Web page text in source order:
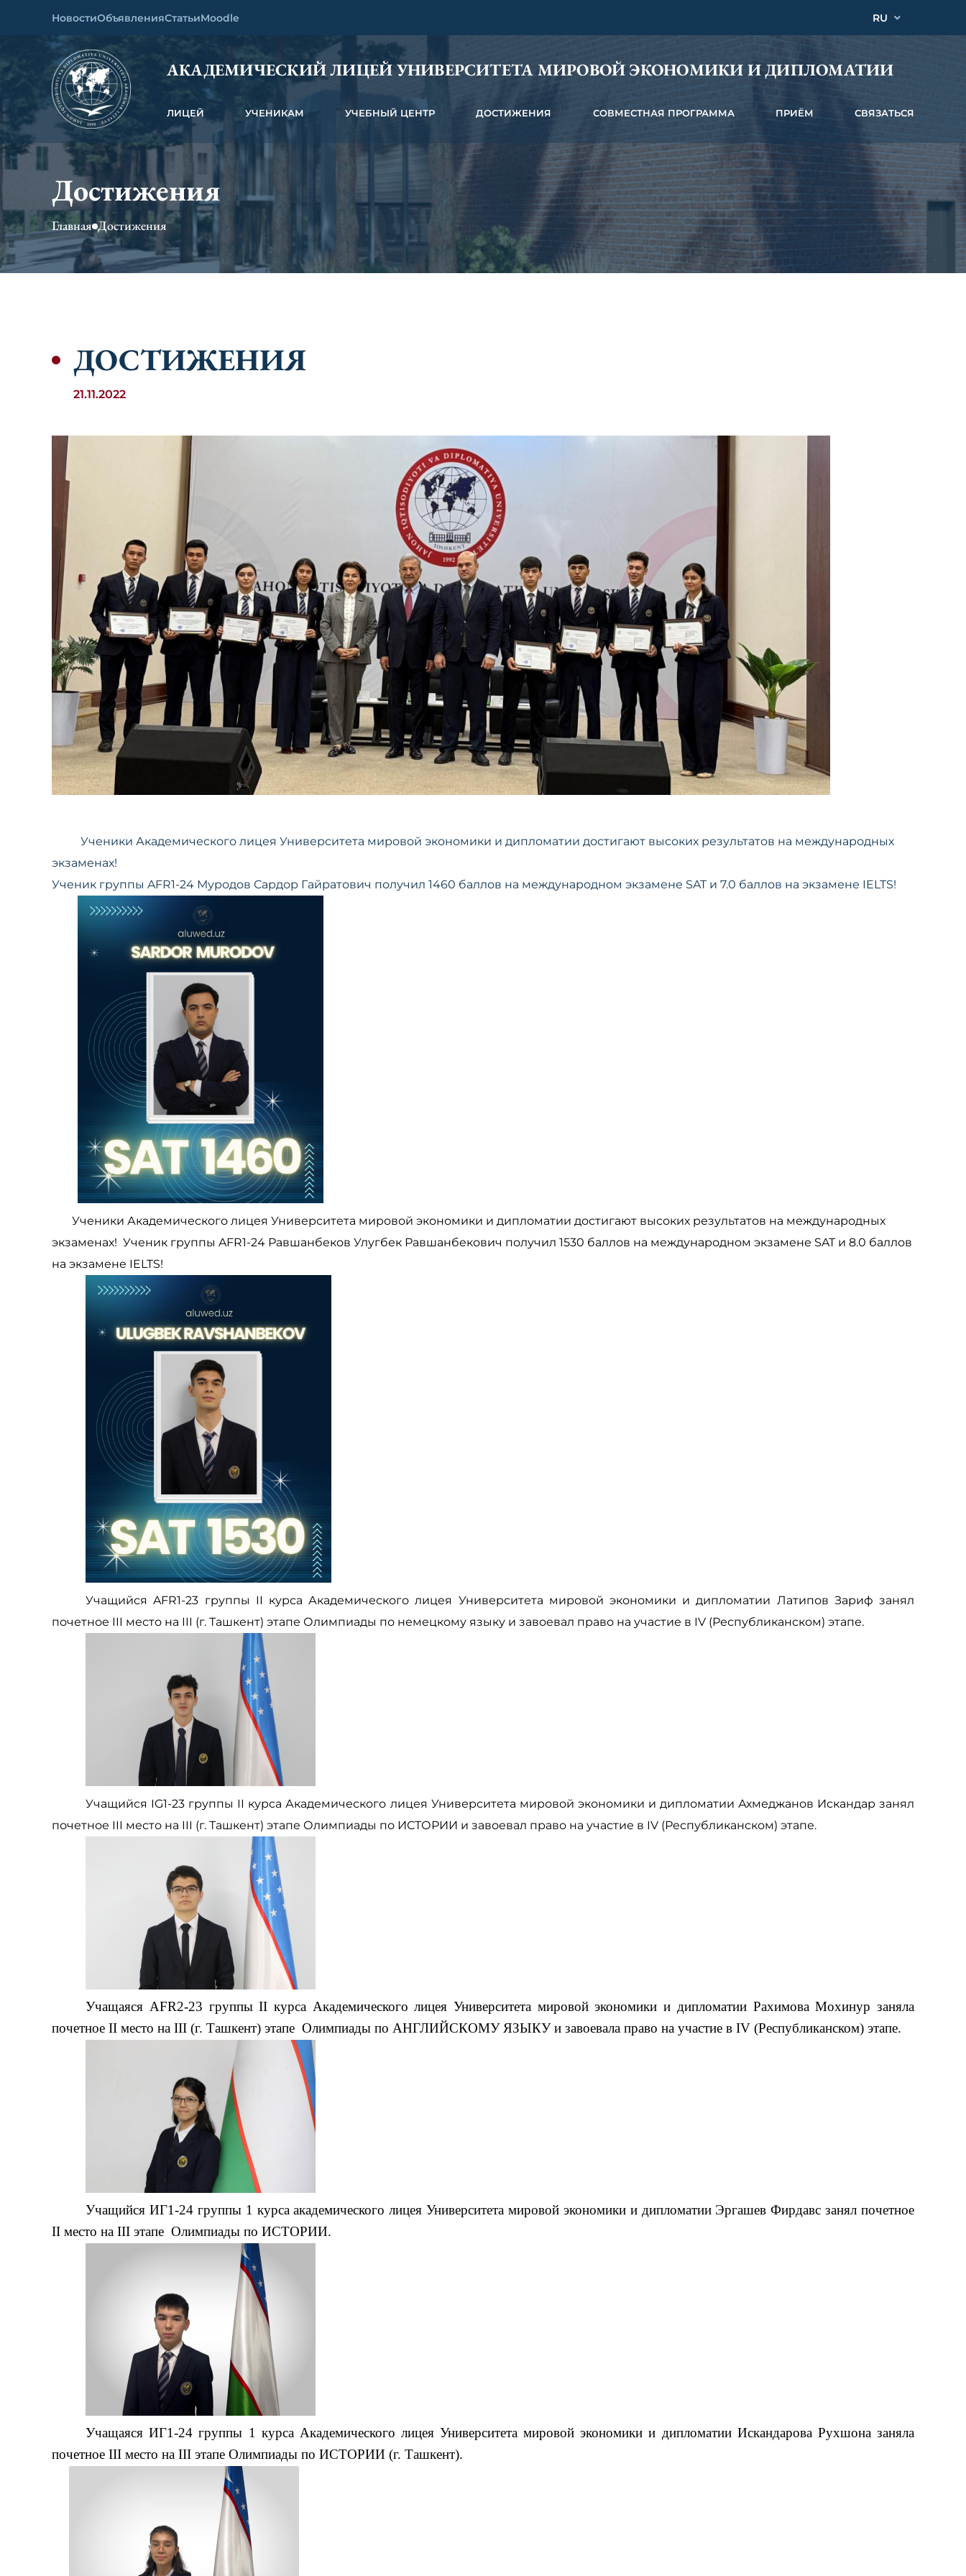
НовостиОбъявленияСтатьиMoodle RU
АКАДЕМИЧЕСКИЙ ЛИЦЕЙ УНИВЕРСИТЕТА МИРОВОЙ ЭКОНОМИКИ И ДИПЛОМАТИИ
ЛИЦЕЙ УЧЕНИКАМ УЧЕБНЫЙ ЦЕНТР ДОСТИЖЕНИЯ СОВМЕСТНАЯ ПРОГРАММА ПРИЁМ СВЯЗАТЬСЯ
Достижения
Главная Достижения
ДОСТИЖЕНИЯ
21.11.2022
Ученики Академического лицея Университета мировой экономики и дипломатии достигают высоких результатов на международных
экзаменах!
Ученик группы AFR1-24 Муродов Сардор Гайратович получил 1460 баллов на международном экзамене SAT и 7.0 баллов на экзамене IELTS!
Ученики Академического лицея Университета мировой экономики и дипломатии достигают высоких результатов на международных
экзаменах! Ученик группы AFR1-24 Равшанбеков Улугбек Равшанбекович получил 1530 баллов на международном экзамене SAT и 8.0 баллов
на экзамене IELTS!
Учащийся AFR1-23 группы II курса Академического лицея Университета мировой экономики и дипломатии Латипов Зариф занял
почетное III место на III (г. Ташкент) этапе Олимпиады по немецкому языку и завоевал право на участие в IV (Республиканском) этапе.
Учащийся IG1-23 группы II курса Академического лицея Университета мировой экономики и дипломатии Ахмеджанов Искандар занял
почетное III место на III (г. Ташкент) этапе Олимпиады по ИСТОРИИ и завоевал право на участие в IV (Республиканском) этапе.
Учащаяся AFR2-23 группы II курса Академического лицея Университета мировой экономики и дипломатии Рахимова Мохинур заняла
почетное II место на III (г. Ташкент) этапе Олимпиады по АНГЛИЙСКОМУ ЯЗЫКУ и завоевала право на участие в IV (Республиканском) этапе.
Учащийся ИГ1-24 группы 1 курса академического лицея Университета мировой экономики и дипломатии Эргашев Фирдавс занял почетное
II место на III этапе Олимпиады по ИСТОРИИ.
Учащаяся ИГ1-24 группы 1 курса Академического лицея Университета мировой экономики и дипломатии Искандарова Рухшона заняла
почетное III место на III этапе Олимпиады по ИСТОРИИ (г. Ташкент).